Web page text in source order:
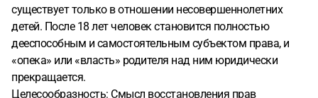
существует только в отношении несовершеннолетних
детей. После 18 лет человек становится полностью
дееспособным и самостоятельным субъектом права, и
«опека» или «власть» родителя над ним юридически
прекращается.
Целесообразность: Смысл восстановления прав